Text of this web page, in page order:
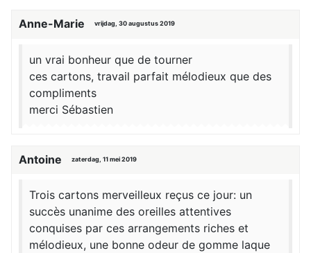
Anne-Marie vrijdag, 30 augustus 2019
un vrai bonheur que de tourner
ces cartons, travail parfait mélodieux que des
compliments
merci Sébastien
Antoine zaterdag, 11 mei 2019
Trois cartons merveilleux reçus ce jour: un
succès unanime des oreilles attentives
conquises par ces arrangements riches et
mélodieux, une bonne odeur de gomme laque